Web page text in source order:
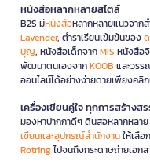
หนังสือหลากหลายสไตล์
B2S มีหนังสือหลากหลายแนวจาก
Lavender, ตำราเรียนเข้มข้นของ
บุญ, หนังสือเด็กจากMIS หนังสือ
พัฒนาตนเองจากKOOB และวร
ออนไลน์ได้อย่างง่ายดายเพียงคลิ
เครื่องเขียนคู่ใจ ทุกการสร้างส
มองหาปากกาดีๆ ดินสอหลากหลา
เขียนและอุปกรณ์สำนักงานให้เลื
Rotringไปจนถึงกระดาษถ่ายเอกส